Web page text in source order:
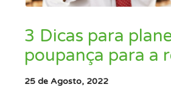
3 Dicas para
poupança para a
25 de Agosto, 2022